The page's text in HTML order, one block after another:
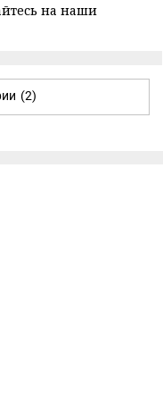
на наши
(2)